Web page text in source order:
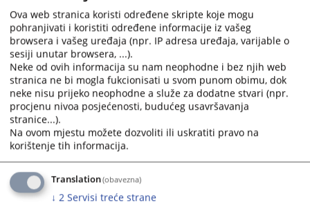
the
calendar
and
select
a
date.
Press
the
question
mark
key
to
get
the
calendar
and
select
a
date.
Press
the
question
mark
key
to
get
Ova web stranica koristi određene skripte koje mogu
pohranjivati i koristiti određene informacije iz vašeg
browsera i vašeg uređaja (npr. IP adresa uređaja, varijable o
sesiji unutar browsera, ...).
Neke od ovih informacija su nam neophodne i bez njih web
stranica ne bi mogla fukcionisati u svom punom obimu, dok
neke nisu prijeko neophodne a služe za dodatne stvari (npr.
procjenu nivoa posjećenosti, budućeg usavršavanja
stranice...).
Na ovom mjestu možete dozvoliti ili uskratiti pravo na
korištenje tih informacija.
Translation(obavezna)
↓ 2 Servisi treće strane